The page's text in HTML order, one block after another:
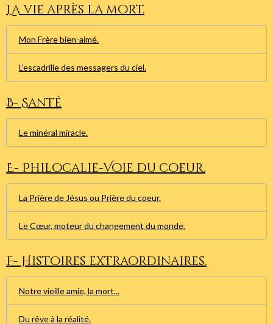
La vie après la mort.
Mon Frère bien-aimé.
L'escadrille des messagers du ciel.
B- Santé
Le minéral miracle.
E- Philocalie-Voie du coeur.
La Prière de Jésus ou Prière du coeur.
Le Cœur, moteur du changement du monde.
F- Histoires extraordinaires.
Notre vieille amie, la mort...
Du rêve à la réalité.